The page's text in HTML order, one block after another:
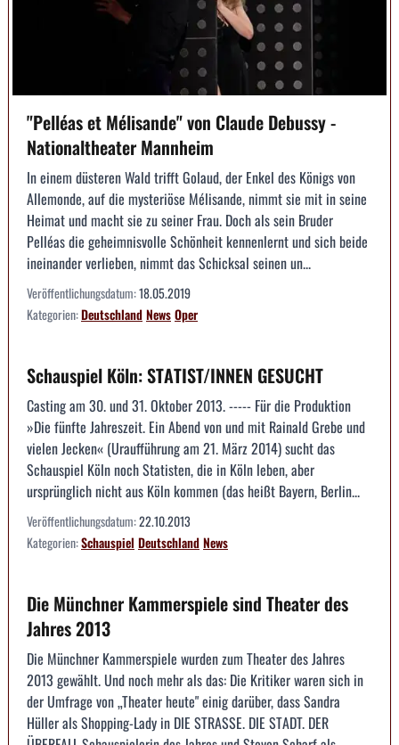
"Pelléas et Mélisande" von Claude Debussy -
Nationaltheater Mannheim
In einem düsteren Wald trifft Golaud, der Enkel des Königs von
Allemonde, auf die mysteriöse Mélisande, nimmt sie mit in seine
Heimat und macht sie zu seiner Frau. Doch als sein Bruder
Pelléas die geheimnisvolle Schönheit kennenlernt und sich beide
ineinander verlieben, nimmt das Schicksal seinen un...
Veröffentlichungsdatum:18.05.2019
Kategorien:DeutschlandNewsOper
Schauspiel Köln: STATIST/INNEN GESUCHT
Casting am 30. und 31. Oktober 2013. ----- Für die Produktion
»Die fünfte Jahreszeit. Ein Abend von und mit Rainald Grebe und
vielen Jecken« (Uraufführung am 21. März 2014) sucht das
Schauspiel Köln noch Statisten, die in Köln leben, aber
ursprünglich nicht aus Köln kommen (das heißt Bayern, Berlin...
Veröffentlichungsdatum:22.10.2013
Kategorien:Schauspiel DeutschlandNews
Die Münchner Kammerspiele sind Theater des
Jahres 2013
Die Münchner Kammerspiele wurden zum Theater des Jahres
2013 gewählt. Und noch mehr als das: Die Kritiker waren sich in
der Umfrage von „Theater heute" einig darüber, dass Sandra
Hüller als Shopping-Lady in DIE STRASSE. DIE STADT. DER